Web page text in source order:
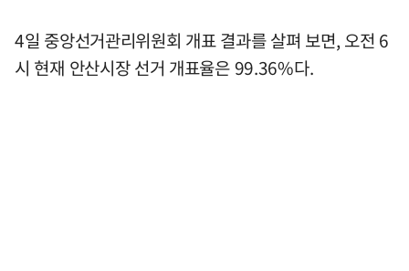
4일 중앙선거관리위원회 개표 결과를 살펴 보면, 오전 6
시 현재 안산시장 선거 개표율은 99.36%다.